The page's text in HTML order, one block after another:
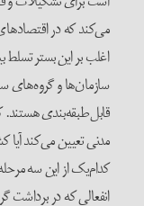
می‌کند که در
اغلب بر این بستر تسلط
سازمان‌ها و گروه‌های
قابل‌طبقه‌بندی هستند.
مدنی تعیین‌ می‌کند آیا
کدام‌یک از این سه
انفعالی که در برداشت